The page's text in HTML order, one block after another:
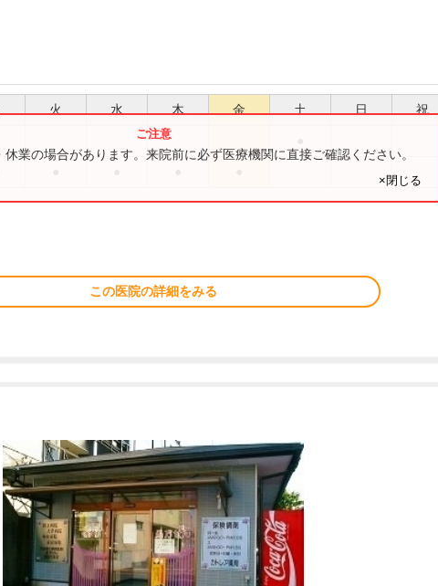
火 水 木 金 土 日 祝
業の場合があります。来院前に必ず医療機関に直接ご確認ください。
×閉じる
この医院の詳細をみる